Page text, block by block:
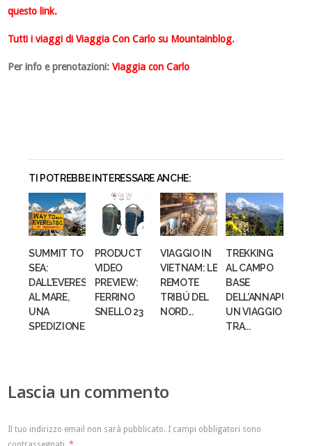
questo link.
Tutti i viaggi di Viaggia Con Carlo su Mountainblog.
Per info e prenotazioni: Viaggia con Carlo
TI POTREBBE INTERESSARE ANCHE:
SUMMIT TO
SEA:
DALL’EVEREST
AL MARE,
UNA
SPEDIZIONE...
PRODUCT
VIDEO
PREVIEW:
FERRINO
SNELLO 23
VIAGGIO IN
VIETNAM: LE
REMOTE
TRIBÚ DEL
NORD...
TREKKING
AL CAMPO
BASE
DELL’ANNAPURNA:
UN VIAGGIO
TRA...
Lascia un commento
Il tuo indirizzo email non sarà pubblicato. I campi obbligatori sono